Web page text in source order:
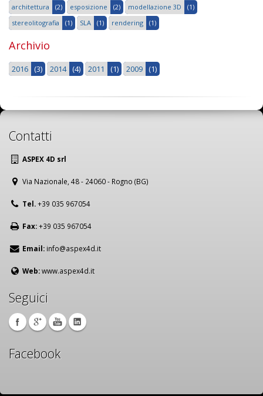
architettura
(2) esposizione (2) modellazione 3D
(1)
stereolitografia
(1) SLA (1) rendering (1)
Archivio
2016 (3) 2014 (4) 2011 (1) 2009 (1)
Contatti
ASPEX 4D srl
Via Nazionale, 48 - 24060 - Rogno (BG)
Tel.+39 035 967054
Fax:+39 035 967054
Email: info@aspex4d.it
Web:www.aspex4d.it
Seguici
Facebook